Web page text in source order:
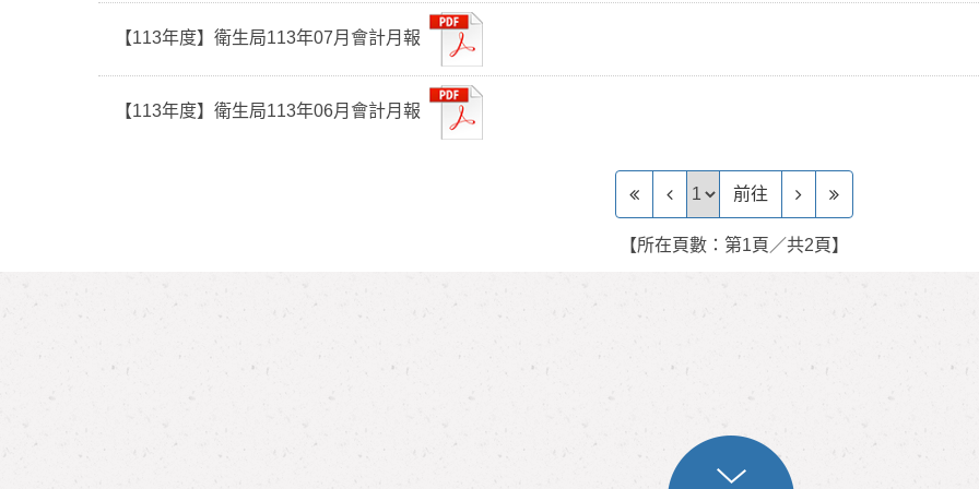
【113年度】衛生局113年07月會計月報
【113年度】衛生局113年06月會計月報
前往頁前往
【所在頁數：第1頁／共2頁】